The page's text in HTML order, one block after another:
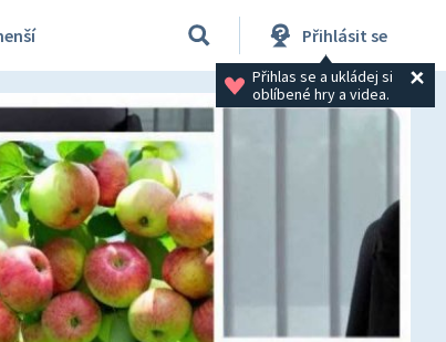
Přihlásit se
Přihlas se a ukládej si
oblíbené hry a videa.